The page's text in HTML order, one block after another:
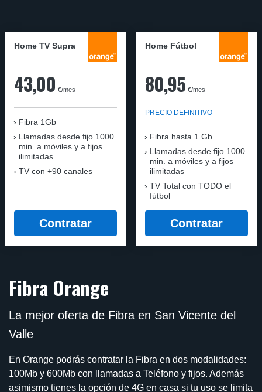
Home TV Supra
43,00 €/mes
Fibra 1Gb
Llamadas desde fijo 1000
min. a móviles y a fijos
ilimitadas
TV con +90 canales
Contratar
Home Fútbol
80,95 €/mes
PRECIO DEFINITIVO
Fibra hasta 1 Gb
Llamadas desde fijo 1000
min. a móviles y a fijos
ilimitadas
TV Total con TODO el
fútbol
Contratar
Fibra Orange
La mejor oferta de Fibra en San Vicente del
Valle
En Orange podrás contratar la Fibra en dos modalidades:
100Mb y 600Mb con llamadas a Teléfono y fijos. Además
asimismo tienes la opción de 4G en casa si tu uso se limita